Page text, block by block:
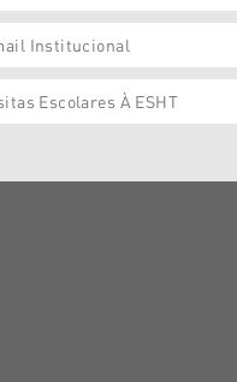
Institucional
Escolares À ESHT